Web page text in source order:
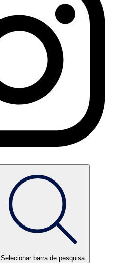
Selecionar barra de pesquisa